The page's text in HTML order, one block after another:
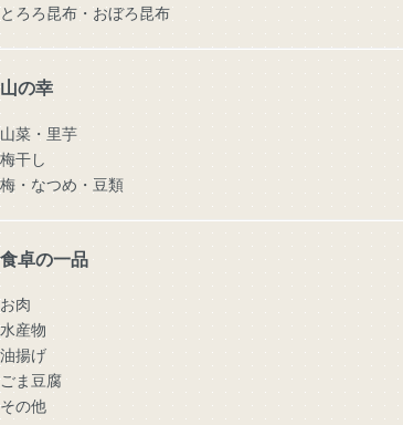
とろろ昆布・おぼろ昆布
山の幸
山菜・里芋
梅干し
梅・なつめ・豆類
食卓の一品
お肉
水産物
油揚げ
ごま豆腐
その他